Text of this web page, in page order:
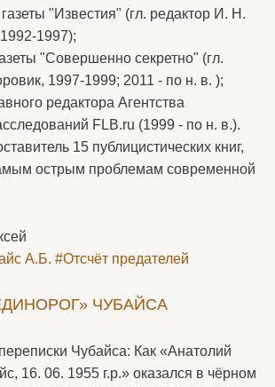
"Известия" (гл. редактор И. Н.
1997);
"Совершенно секретно" (гл.
1997-1999; 2011 - по н. в. );
редактора Агентства
FLB.ru (1999 - по н. в.).
15 публицистических книг,
острым проблемам современной
А.Б. #Отсчёт предателей
ЧУБАЙСА
Чубайса: Как «Анатолий
16. 06. 1955 г.р.» оказался в чёрном